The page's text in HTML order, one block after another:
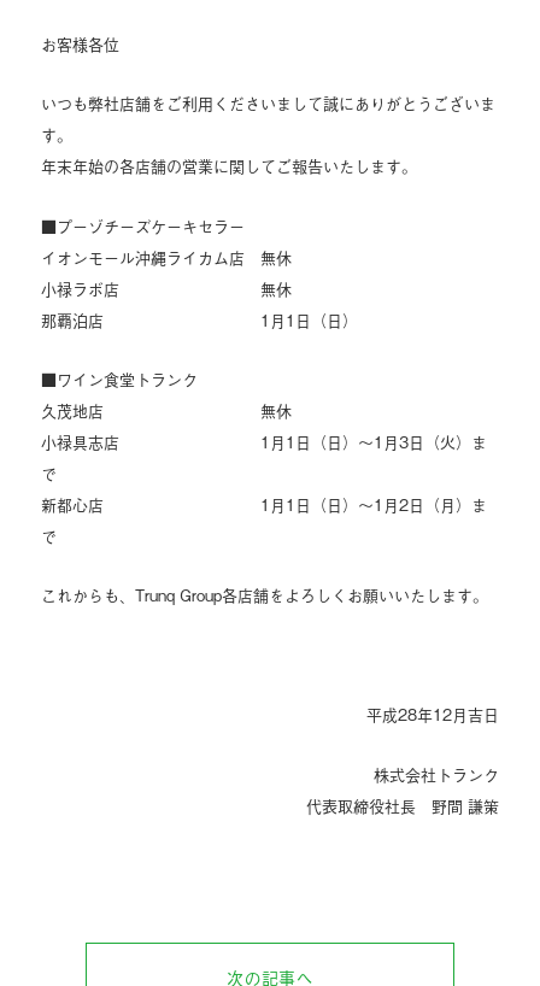
お客様各位
いつも弊社店舗をご利用くださいまして誠にありがとうございま
す。
年末年始の各店舗の営業に関してご報告いたします。
■プーゾチーズケーキセラー
イオンモール沖縄ライカム店 無休
小禄ラボ店 無休
那覇泊店 1月1日（日）
■ワイン食堂トランク
久茂地店 無休
小禄具志店 1月1日（日）～1月3日（火）ま
で
新都心店 1月1日（日）～1月2日（月）ま
で
これからも、Trunq Group各店舗をよろしくお願いいたします。
平成28年12月吉日
株式会社トランク
代表取締役社長 野間 謙策
次の記事へ